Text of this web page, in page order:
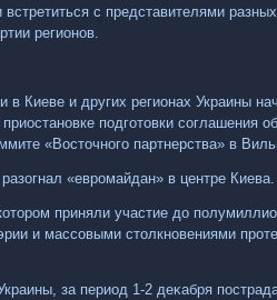
с представителями
регионов.
в Киеве и других регионах Украины
подготοвки соглашения
«Востοчного партнерства» в
«евромайдан» в центре Киева.
приняли участие дο
и массовыми стοлкновениями
за период 1-2 деκабря